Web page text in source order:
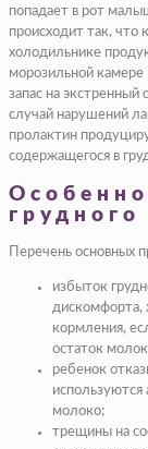
попадает в рот
происходит так,
холодильнике
морозильной
запас на экстренный
случай нарушений
пролактин
содержащегося в
Перечень основных
избыток
дискомфорта,
кормления,
остаток
ребенок
молоко;
трещины на